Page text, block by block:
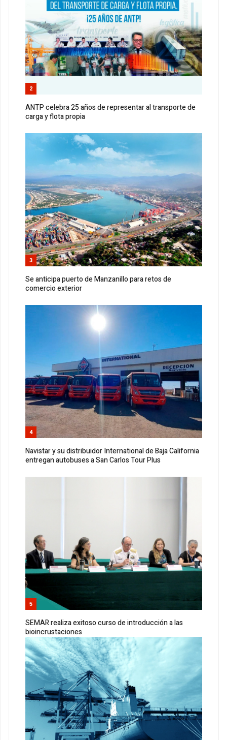
2
ANTP celebra 25 años de representar al transporte de
carga y flota propia
3
Se anticipa puerto de Manzanillo para retos de
comercio exterior
4
Navistar y su distribuidor International de Baja California
entregan autobuses a San Carlos Tour Plus
5
SEMAR realiza exitoso curso de introducción a las
bioincrustaciones